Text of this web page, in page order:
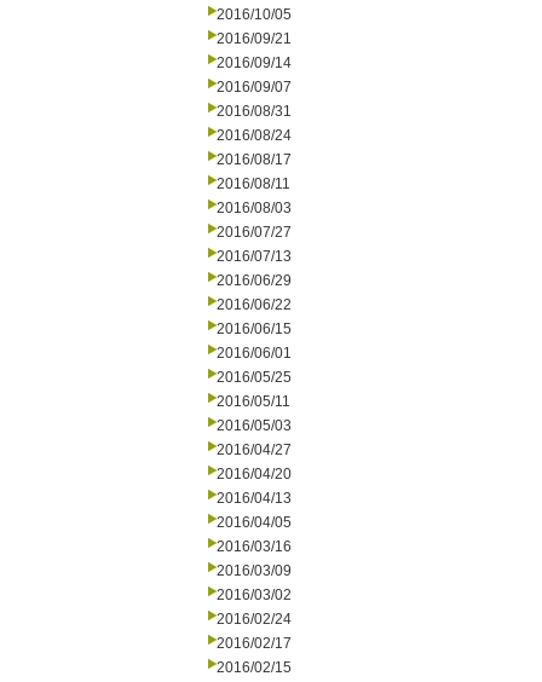
2016/10/05
2016/09/21
2016/09/14
2016/09/07
2016/08/31
2016/08/24
2016/08/17
2016/08/11
2016/08/03
2016/07/27
2016/07/13
2016/06/29
2016/06/22
2016/06/15
2016/06/01
2016/05/25
2016/05/11
2016/05/03
2016/04/27
2016/04/20
2016/04/13
2016/04/05
2016/03/16
2016/03/09
2016/03/02
2016/02/24
2016/02/17
2016/02/15